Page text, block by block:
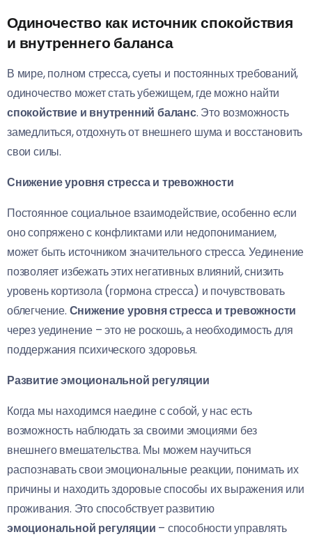
Одиночество как источник спокойствия
и внутреннего баланса
В мире, полном стресса, суеты и постоянных требований,
одиночество может стать убежищем, где можно найти
спокойствие и внутренний баланс. Это возможность
замедлиться, отдохнуть от внешнего шума и восстановить
свои силы.
Снижение уровня стресса и тревожности
Постоянное социальное взаимодействие, особенно если
оно сопряжено с конфликтами или недопониманием,
может быть источником значительного стресса. Уединение
позволяет избежать этих негативных влияний, снизить
уровень кортизола (гормона стресса) и почувствовать
облегчение. Снижение уровня стресса и тревожности
через уединение – это не роскошь, а необходимость для
поддержания психического здоровья.
Развитие эмоциональной регуляции
Когда мы находимся наедине с собой, у нас есть
возможность наблюдать за своими эмоциями без
внешнего вмешательства. Мы можем научиться
распознавать свои эмоциональные реакции, понимать их
причины и находить здоровые способы их выражения или
проживания. Это способствует развитию
эмоциональной регуляции – способности управлять